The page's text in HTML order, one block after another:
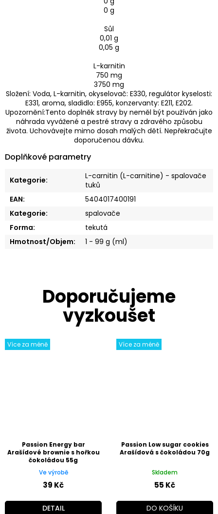
Více za méně
Passion Energy bar
Arašídové brownie s hořkou
čokoládou 55g
Ve výrobě
39 Kč
DETAIL
Více za méně
Passion Low sugar cookies
Arašídová s čokoládou 70g
Skladem
55 Kč
DO KOŠÍKU
0 g
Sůl
0,01 g
0,05 g
L-karnitin
750 mg
3750 mg
Složení: Voda, L-karnitin, okyselovač: E330, regulátor kyselosti:
E331, aroma, sladidlo: E955, konzervanty: E211, E202.
Upozornění:Tento doplněk stravy by neměl být používán jako
náhrada vyvážené a pestré stravy a zdravého způsobu
života. Uchovávejte mimo dosah malých dětí. Nepřekračujte
doporučenou dávku.
Doplňkové parametry
Kategorie:
L-carnitin (L-carnitine) - spalovače
tuků
EAN:
5404017400191
Kategorie:
spalovače
Forma:
tekutá
Hmotnost/Objem: 1 - 99 g (ml)